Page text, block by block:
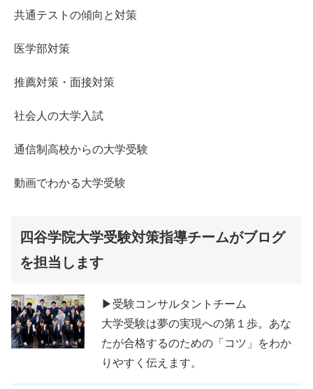
共通テストの傾向と対策
医学部対策
推薦対策・面接対策
社会人の大学入試
通信制高校からの大学受験
動画でわかる大学受験
四谷学院大学受験対策指導チームがブログ
を担当します
▶受験コンサルタントチーム
大学受験は夢の実現への第１歩。あな
たが合格するのための「コツ」をわか
りやすく伝えます。